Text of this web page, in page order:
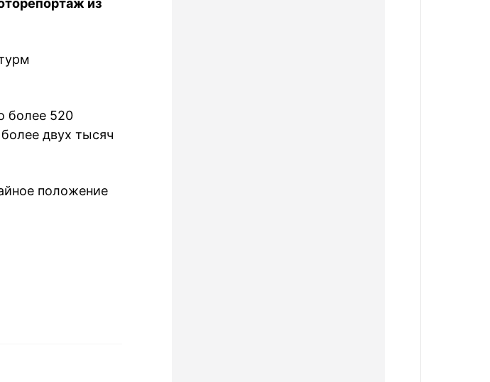
из
более 520
двух тысяч
положение